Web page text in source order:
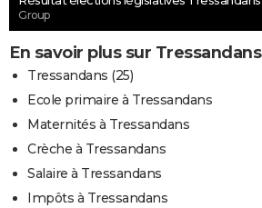
Group
En savoir plus sur Tressandans
Tressandans (25)
Ecole primaire à Tressandans
Maternités à Tressandans
Crèche à Tressandans
Salaire à Tressandans
Impôts à Tressandans